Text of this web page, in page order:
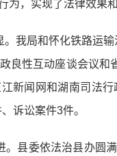
为，实现了法律效果
我局和怀化铁路运
良性互动座谈会议
新闻网和湖南司法
诉讼案件3件。
。县委依法治县办圆